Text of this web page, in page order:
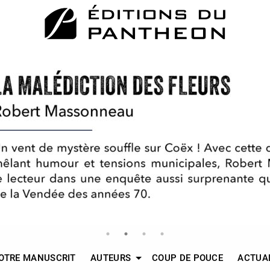
MANUSCRIT AUTEURS COUP DE POUCE